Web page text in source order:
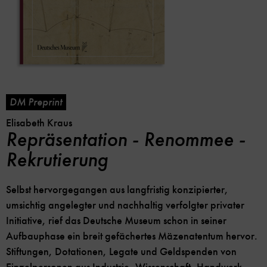
DM Preprint
Elisabeth Kraus
Repräsentation - Renommee -
Rekrutierung
Selbst hervorgegangen aus langfristig konzipierter,
umsichtig angelegter und nachhaltig verfolgter privater
Initiative, rief das Deutsche Museum schon in seiner
Aufbauphase ein breit gefächertes Mäzenatentum hervor.
Stiftungen, Dotationen, Legate und Geldspenden von